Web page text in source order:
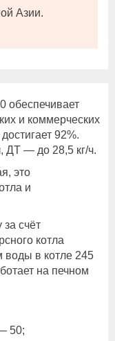
Азии.
обеспечивает
и коммерческих
92%.
ДТ — до 28,5 кг/ч.
это
и
счёт
котла
воды в котле 245
на печном
50;